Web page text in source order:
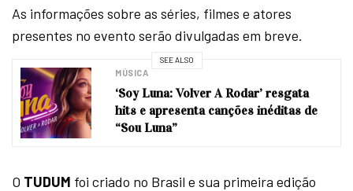
As informações sobre as séries, filmes e atores
presentes no evento serão divulgadas em breve.
SEE ALSO
MÚSICA
‘Soy Luna: Volver A Rodar’ resgata
hits e apresenta canções inéditas de
“Sou Luna”
O TUDUM foi criado no Brasil e sua primeira edição